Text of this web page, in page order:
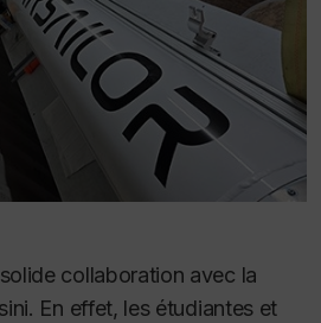
collaboration avec la
En effet, les étudiantes et